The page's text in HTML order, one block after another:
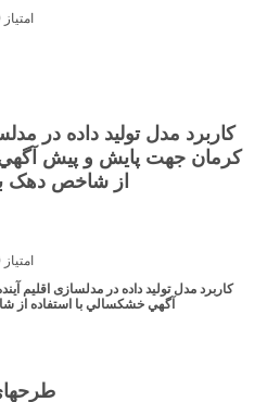
امتیاز 5.00 (1 رای)
کاربرد مدل تولید داده در
کرمان جهت پايش و پيش
از شاخص دهک براي
امتیاز 5.00 (1 رای)
کاربرد مدل تولید داده در مدلسازی اقلیم
آگهي خشکسالي با استفاده از شاخص